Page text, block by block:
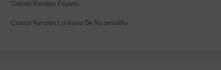
Casas Rurales Pepino
Casas Rurales La Nava De Ricomalillo